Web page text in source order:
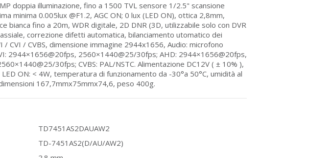
doppia illuminazione, fino a 1500 TVL sensore 1/2.5" scansione
minima 0.005lux @F1.2, AGC ON; 0 lux (LED ON), ottica 2,8mm,
bianca fino a 20m, WDR digitale, 2D DNR (3D, utilizzabile solo con DVR
correzione difetti automatica, bilanciamento utomatico dei
/ CVI / CVBS, dimensione immagine 2944x1656, Audio: microfono
2944×1656@20fps, 2560×1440@25/30fps; AHD: 2944×1656@20fps,
30fps; CVBS: PAL/NSTC. Alimentazione DC12V ( ± 10% ),
ON: < 4W, temperatura di funzionamento da -30°a 50°C, umidità al
167,7mmx75mmx74,6, peso 400g.
TD7451AS2DAUAW2
TD-7451AS2(D/AU/AW2)